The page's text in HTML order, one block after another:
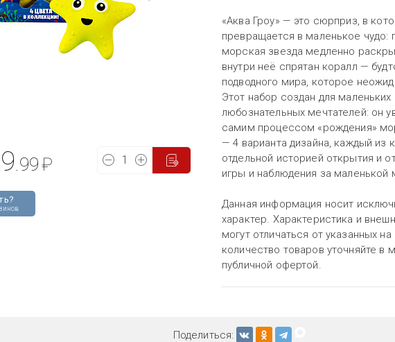
.99₽
«Аква Гроу» — это сюрприз, в
превращается в маленькое чудо:
морская звезда медленно
внутри неё спрятан коралл —
подводного мира, которое
Этот набор создан для маленьких
любознательных мечтателей: он
самим процессом «рождения»
— 4 варианта дизайна, каждый из
отдельной историей открытия и
игры и наблюдения за маленькой
Данная информация носит
характер. Характеристика и
могут отличаться от указанных
количество товаров уточняйте в
публичной офертой.
Поделиться: